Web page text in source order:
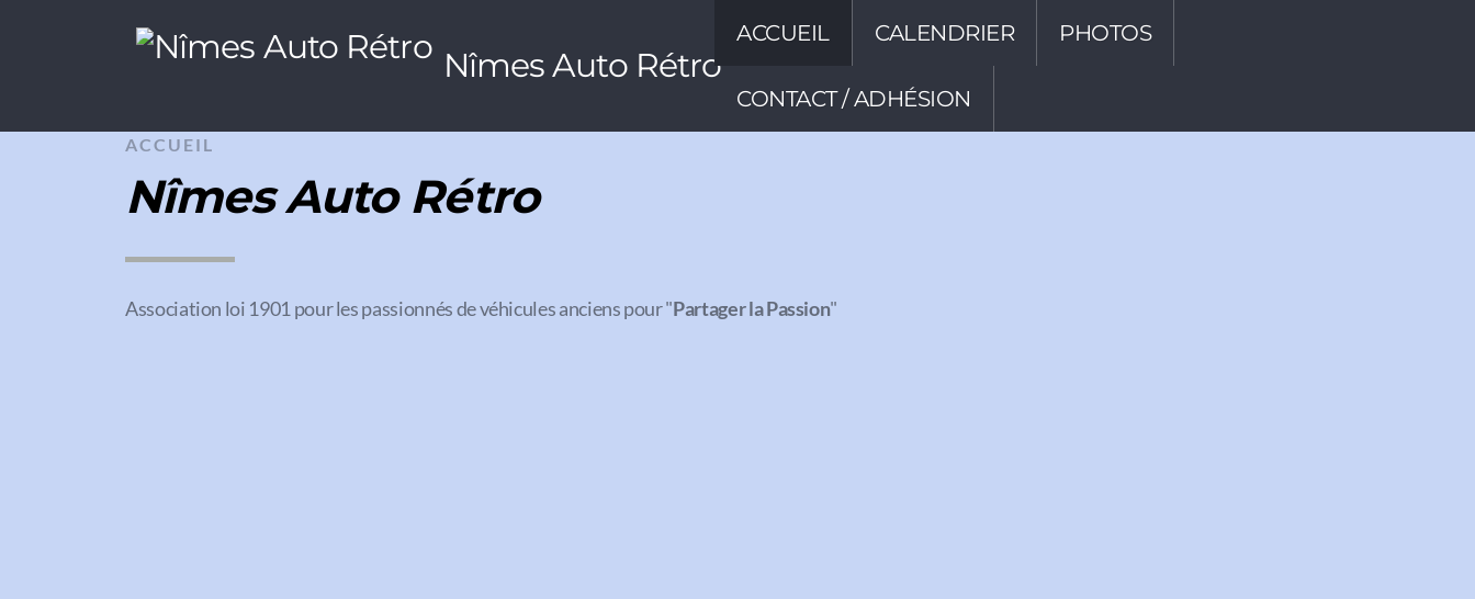
Nîmes Auto Rétro
ACCUEIL CALENDRIER PHOTOS
CONTACT / ADHÉSION
ACCUEIL
Nîmes Auto Rétro
Association loi 1901 pour les passionnés de véhicules anciens pour "Partager la Passion"